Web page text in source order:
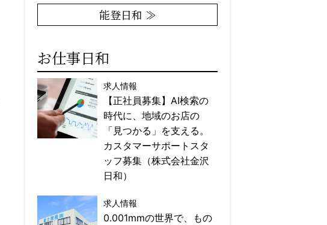
能登日和 ≫
お仕事日和
求人情報
【正社員募集】AI検索の
時代に、地域のお店の
「見つかる」を支える。
カスタマーサポートスタ
ッフ募集（株式会社金沢
日和）
求人情報
0.001mmの世界で、もの